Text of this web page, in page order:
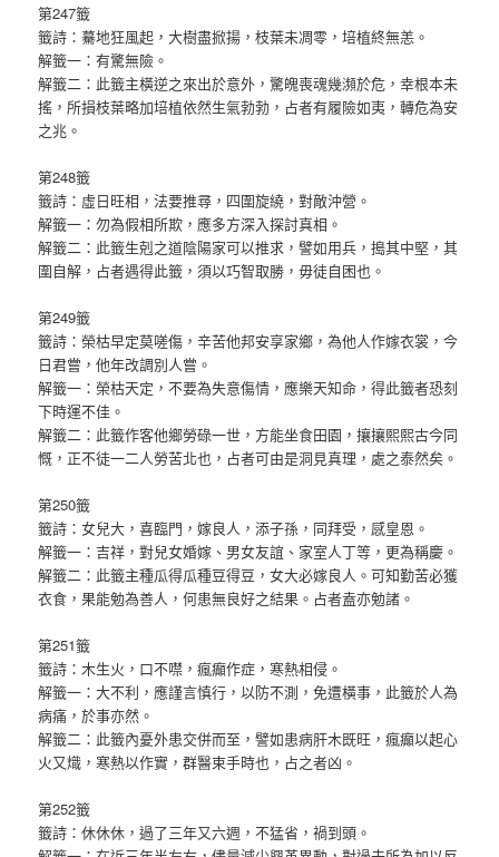
第247籤
籤詩：驀地狂風起，大樹盡掀揚，枝葉未凋零，培植終無恙。
解籤一：有驚無險。
解籤二：此籤主橫逆之來出於意外，驚魄喪魂幾瀕於危，幸根本未
搖，所損枝葉略加培植依然生氣勃勃，占者有履險如夷，轉危為安
之兆。
第248籤
籤詩：虛日旺相，法要推尋，四圍旋繞，對敵沖營。
解籤一：勿為假相所欺，應多方深入探討真相。
解籤二：此籤生剋之道陰陽家可以推求，譬如用兵，搗其中堅，其
圍自解，占者遇得此籤，須以巧智取勝，毋徒自困也。
第249籤
籤詩：榮枯早定莫嗟傷，辛苦他邦安享家鄉，為他人作嫁衣裳，今
日君嘗，他年改調別人嘗。
解籤一：榮枯天定，不要為失意傷情，應樂天知命，得此籤者恐刻
下時運不佳。
解籤二：此籤作客他鄉勞碌一世，方能坐食田園，攘攘熙熙古今同
慨，正不徒一二人勞苦北也，占者可由是洞見真理，處之泰然矣。
第250籤
籤詩：女兒大，喜臨門，嫁良人，添子孫，同拜受，感皇恩。
解籤一：吉祥，對兒女婚嫁、男女友誼、家室人丁等，更為稱慶。
解籤二：此籤主種瓜得瓜種豆得豆，女大必嫁良人。可知勤苦必獲
衣食，果能勉為善人，何患無良好之結果。占者盍亦勉諸。
第251籤
籤詩：木生火，口不噤，瘋癲作症，寒熱相侵。
解籤一：大不利，應謹言慎行，以防不測，免遭橫事，此籤於人為
病痛，於事亦然。
解籤二：此籤內憂外患交併而至，譬如患病肝木既旺，瘋癲以起心
火又熾，寒熱以作實，群醫束手時也，占之者凶。
第252籤
籤詩：休休休，過了三年又六週，不猛省，禍到頭。